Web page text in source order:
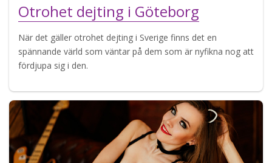
Otrohet dejting i Göteborg
När det gäller otrohet dejting i Sverige finns det en
spännande värld som väntar på dem som är nyfikna nog att
fördjupa sig i den.